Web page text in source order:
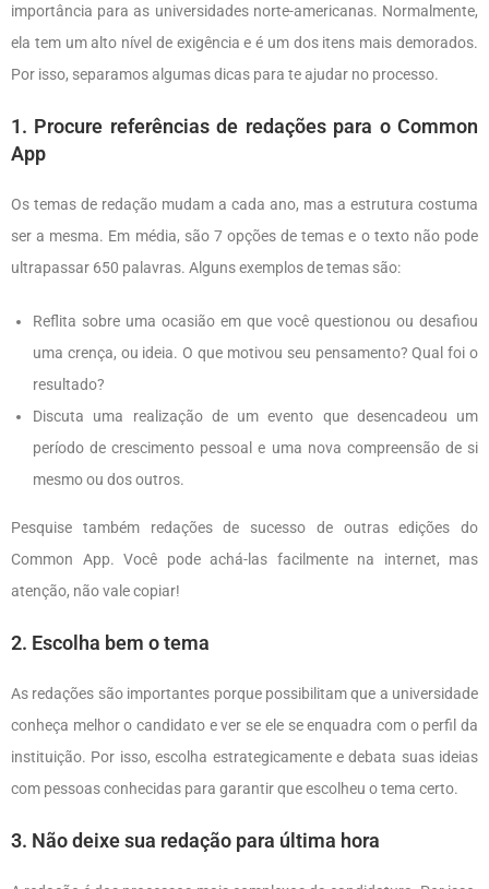
importância para as universidades norte-americanas. Normalmente,
ela tem um alto nível de exigência e é um dos itens mais demorados.
Por isso, separamos algumas dicas para te ajudar no processo.
1. Procure referências de redações para o Common
App
Os temas de redação mudam a cada ano, mas a estrutura costuma
ser a mesma. Em média, são 7 opções de temas e o texto não pode
ultrapassar 650 palavras. Alguns exemplos de temas são:
Reflita sobre uma ocasião em que você questionou ou desafiou
uma crença, ou ideia. O que motivou seu pensamento? Qual foi o
resultado?
Discuta uma realização de um evento que desencadeou um
período de crescimento pessoal e uma nova compreensão de si
mesmo ou dos outros.
Pesquise também redações de sucesso de outras edições do
Common App. Você pode achá-las facilmente na internet, mas
atenção, não vale copiar!
2. Escolha bem o tema
As redações são importantes porque possibilitam que a universidade
conheça melhor o candidato e ver se ele se enquadra com o perfil da
instituição. Por isso, escolha estrategicamente e debata suas ideias
com pessoas conhecidas para garantir que escolheu o tema certo.
3. Não deixe sua redação para última hora